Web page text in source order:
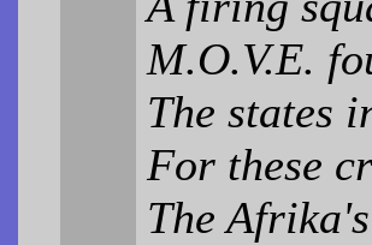
M.O.V.E.
The states
For these
The